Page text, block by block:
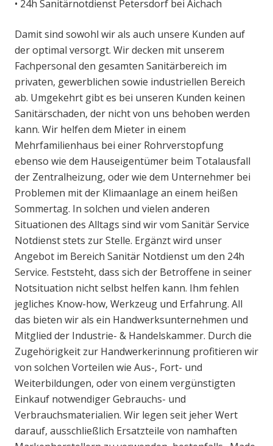
• 24h Sanitärnotdienst Petersdorf bei Aichach
Damit sind sowohl wir als auch unsere Kunden auf
der optimal versorgt. Wir decken mit unserem
Fachpersonal den gesamten Sanitärbereich im
privaten, gewerblichen sowie industriellen Bereich
ab. Umgekehrt gibt es bei unseren Kunden keinen
Sanitärschaden, der nicht von uns behoben werden
kann. Wir helfen dem Mieter in einem
Mehrfamilienhaus bei einer Rohrverstopfung
ebenso wie dem Hauseigentümer beim Totalausfall
der Zentralheizung, oder wie dem Unternehmer bei
Problemen mit der Klimaanlage an einem heißen
Sommertag. In solchen und vielen anderen
Situationen des Alltags sind wir vom Sanitär Service
Notdienst stets zur Stelle. Ergänzt wird unser
Angebot im Bereich Sanitär Notdienst um den 24h
Service. Feststeht, dass sich der Betroffene in seiner
Notsituation nicht selbst helfen kann. Ihm fehlen
jegliches Know-how, Werkzeug und Erfahrung. All
das bieten wir als ein Handwerksunternehmen und
Mitglied der Industrie- & Handelskammer. Durch die
Zugehörigkeit zur Handwerkerinnung profitieren wir
von solchen Vorteilen wie Aus-, Fort- und
Weiterbildungen, oder von einem vergünstigten
Einkauf notwendiger Gebrauchs- und
Verbrauchsmaterialien. Wir legen seit jeher Wert
darauf, ausschließlich Ersatzteile von namhaften